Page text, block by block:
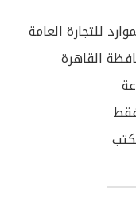
للتجارة العامة
القاهرة